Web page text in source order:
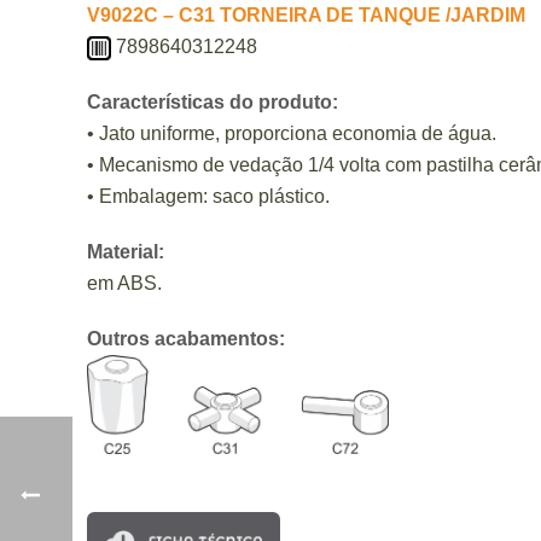
V9022C – C31 TORNEIRA DE TANQUE /JARDIM
7898640312248
Características do produto:
• Jato uniforme, proporciona economia de água.
• Mecanismo de vedação 1/4 volta com pastilha
• Embalagem: saco plástico.
Material:
em ABS.
Outros acabamentos: